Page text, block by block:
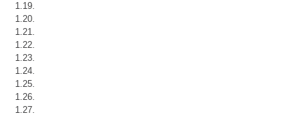
1.19.
1.20.
1.21.
1.22.
1.23.
1.24.
1.25.
1.26.
1.27.